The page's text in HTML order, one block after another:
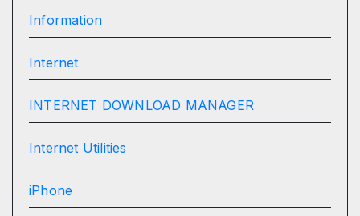
Information
Internet
INTERNET DOWNLOAD MANAGER
Internet Utilities
iPhone